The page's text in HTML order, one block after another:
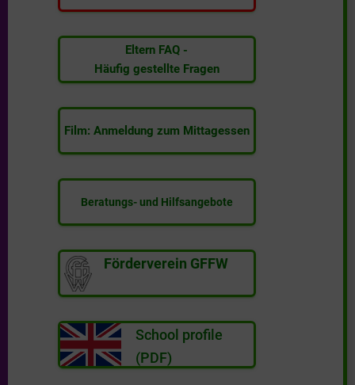
l
s
Eltern FAQ -
Häufig gestellte Fragen
Film: Anmeldung zum Mittagessen
Beratungs- und Hilfsangebote
Förderverein GFFW
School profile
(PDF)